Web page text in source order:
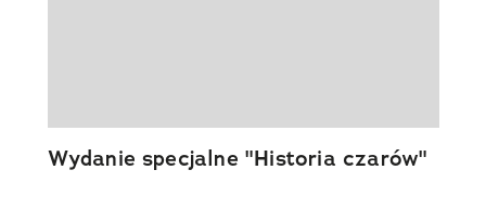
Wydanie specjalne "Historia czarów"